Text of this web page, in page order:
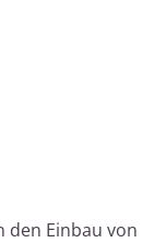
den Einbau von